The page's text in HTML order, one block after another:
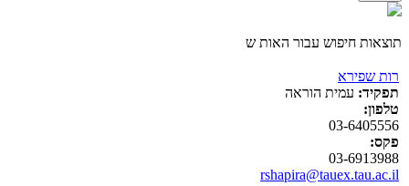
תוצאות חיפוש עבור האות ש
רות שפירא
תפקיד: עמית הוראה
טלפון:
03-6405556
פקס:
03-6913988
rshapira@tauex.tau.ac.il